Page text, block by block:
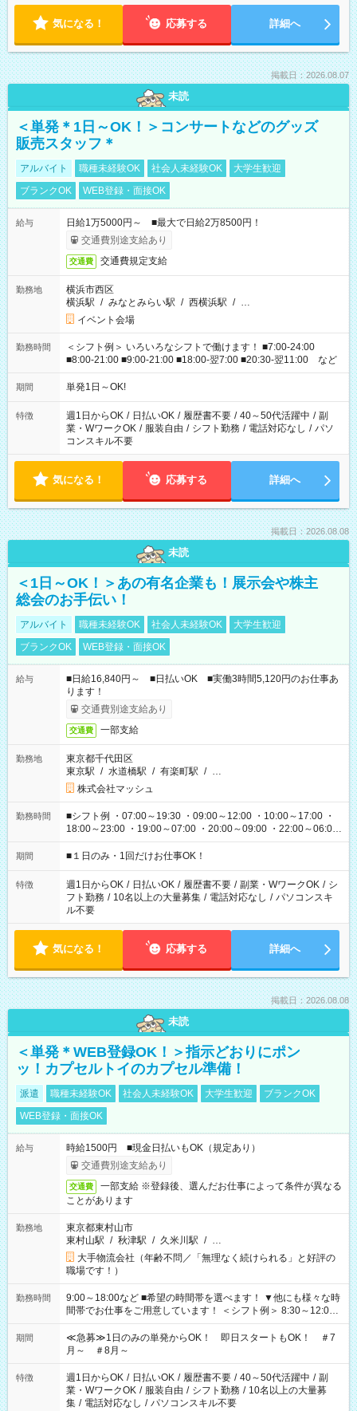
気になる！ 応募する 詳細へ
掲載日：2026.08.07
未読
＜単発＊1日～OK！＞コンサートなどのグッズ
販売スタッフ＊
アルバイト 職種未経験OK 社会人未経験OK
大学生歓迎
ブランクOK
WEB登録・面接OK
給与
日給1万5000円～ ■最大で日給2万8500円！
交通費別途支給あり
交通費 交通費規定支給
勤務地
横浜市西区
横浜駅 / みなとみらい駅 / 西横浜駅 / …
イベント会場
勤務時間
＜シフト例＞ いろいろなシフトで働けます！ ■7:00-24:00
■8:00-21:00 ■9:00-21:00 ■18:00-翌7:00 ■20:30-翌11:00 など
期間 単発1日～OK!
特徴 週1日からOK / 日払いOK / 履歴書不要 / 40～50代活躍中 / 副
業・WワークOK / 服装自由 / シフト勤務 / 電話対応なし / パソ
コンスキル不要
気になる！ 応募する 詳細へ
掲載日：2026.08.08
未読
＜1日～OK！＞あの有名企業も！展示会や株主
総会のお手伝い！
アルバイト 職種未経験OK 社会人未経験OK
大学生歓迎
ブランクOK
WEB登録・面接OK
給与
■日給16,840円～ ■日払いOK ■実働3時間5,120円のお仕事あ
ります！
交通費別途支給あり
交通費 一部支給
勤務地
東京都千代田区
東京駅 / 水道橋駅 / 有楽町駅 / …
株式会社マッシュ
勤務時間
■シフト例 ・07:00～19:30 ・09:00～12:00 ・10:00～17:00 ・
18:00～23:00 ・19:00～07:00 ・20:00～09:00 ・22:00～06:00
etc ★最短で3時間で5,120円のお仕事から 15時間で2万円近く稼
げるお仕事も！ ご希望のお時間に合わせてご紹介！ ※シフトは
ください！
期間 ■１日のみ・1回だけお仕事OK！
特徴 週1日からOK / 日払いOK / 履歴書不要 / 副業・WワークOK / シ
フト勤務 / 10名以上の大量募集 / 電話対応なし / パソコンスキ
ル不要
気になる！ 応募する 詳細へ
掲載日：2026.08.08
未読
＜単発＊WEB登録OK！＞指示どおりにポン
ッ！カプセルトイのカプセル準備！
派遣 職種未経験OK 社会人未経験OK 大学生歓迎
ブランクOK
WEB登録・面接OK
給与
時給1500円 ■現金日払いもOK（規定あり）
交通費別途支給あり
交通費
一部支給 ※登録後、選んだお仕事によって条件が異なる
ことがあります
勤務地
東京都東村山市
東村山駅 / 秋津駅 / 久米川駅 / …
大手物流会社（年齢不問／「無理なく続けられる」と好評の
職場です！）
勤務時間
9:00～18:00など ■希望の時間帯を選べます！ ▼他にも様々な時
間帯でお仕事をご用意しています！ ＜シフト例＞ 8:30～12:00
17:00～22:00 13:00～22:00 22:00～翌6:00 など
期間
≪急募≫1日のみの単発からOK！ 即日スタートもOK！ ＃7
月～ ＃8月～
特徴 週1日からOK / 日払いOK / 履歴書不要 / 40～50代活躍中 / 副
業・WワークOK / 服装自由 / シフト勤務 / 10名以上の大量募
集 / 電話対応なし / パソコンスキル不要